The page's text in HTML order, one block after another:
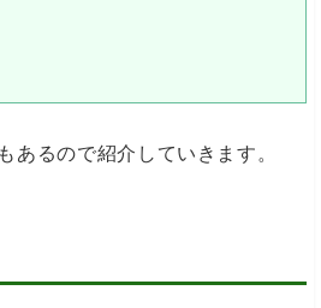
あるので紹介していきます。